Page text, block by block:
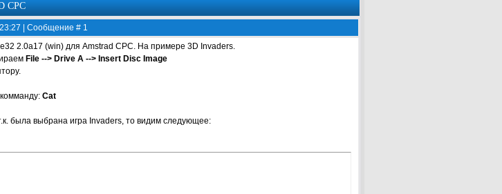
CPC
| Сообщение # 1
2.0a17 (win) для Amstrad CPC. На примере 3D Invaders.
File --> Drive A --> Insert Disc Image
Cat
была выбрана игра Invaders, то видим следующее: